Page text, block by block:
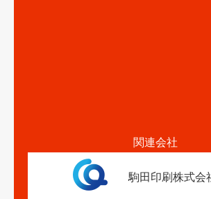
関連会社
駒田印刷株式会